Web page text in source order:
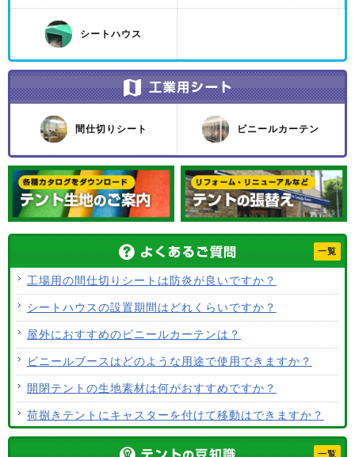
シートハウス
間仕切りシート ビニールカーテン
一覧
工場用の間仕切りシートは防炎が良いですか？
シートハウスの設置期間はどれくらいですか？
屋外におすすめのビニールカーテンは？
ビニールブースはどのような用途で使用できますか？
開閉テントの生地素材は何がおすすめですか？
荷捌きテントにキャスターを付けて移動はできますか？
一覧